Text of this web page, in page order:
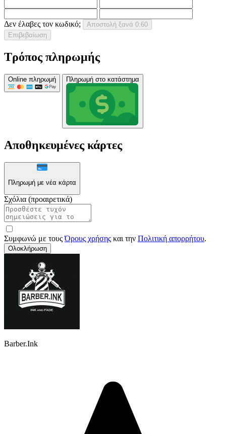
Δεν έλαβες τον κωδικό; Αποστολή ξανά 0:60
Επιβεβαίωση
Τρόπος πληρωμής
Online πληρωμή Πληρωμή στο κατάστημα
Αποθηκευμένες κάρτες
Πληρωμή με νέα κάρτα
Σχόλια (προαιρετικά)
Συμφωνώ με τουςΌρους χρήσης και την Πολιτική απορρήτου.
Ολοκλήρωση
Barber.Ink